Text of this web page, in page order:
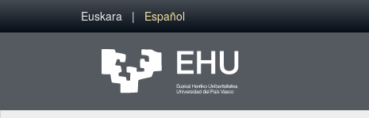
Saltar al contenido principal
Euskara Español